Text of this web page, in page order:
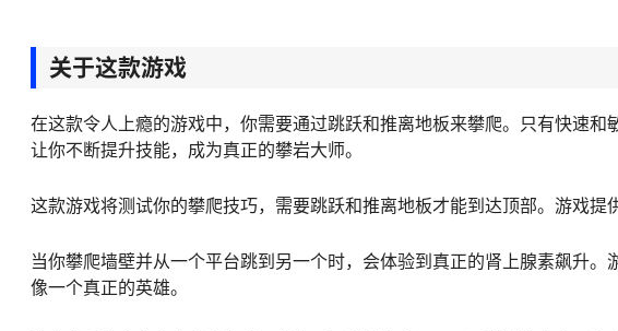
关于这款游戏
在这款令人上瘾的游戏中，你需要通过跳跃和推离地板来攀爬。只有快速和
让你不断提升技能，成为真正的攀岩大师。
这款游戏将测试你的攀爬技巧，需要跳跃和推离地板才能到达顶部。游戏提
当你攀爬墙壁并从一个平台跳到另一个时，会体验到真正的肾上腺素飙升
像一个真正的英雄。